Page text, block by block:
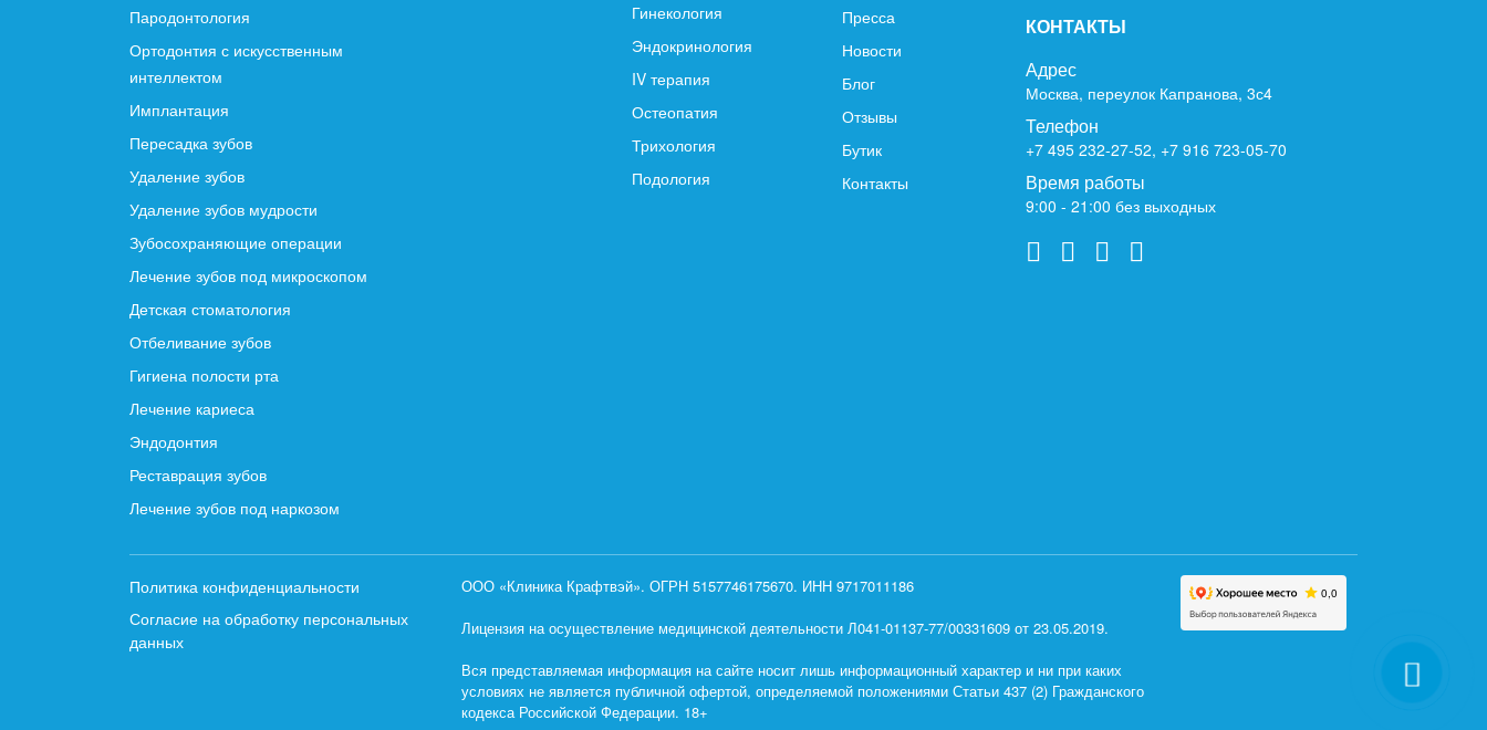
Пародонтология
Ортодонтия с искусственным
интеллектом
Имплантация
Пересадка зубов
Удаление зубов
Удаление зубов мудрости
Зубосохраняющие операции
Лечение зубов под микроскопом
Детская стоматология
Отбеливание зубов
Гигиена полости рта
Лечение кариеса
Эндодонтия
Реставрация зубов
Лечение зубов под наркозом
Гинекология
Эндокринология
IV терапия
Остеопатия
Трихология
Подология
Пресса
Новости
Блог
Отзывы
Бутик
Контакты
КОНТАКТЫ
Адрес
Москва, переулок Капранова, 3с4
Телефон
+7 495 232-27-52, +7 916 723-05-70
Время работы
9:00 - 21:00 без выходных
Политика конфиденциальности
Согласие на обработку персональных
данных
ООО «Клиника Крафтвэй». ОГРН 5157746175670. ИНН 9717011186
Лицензия на осуществление медицинской деятельности Л041-01137-77/00331609 от 23.05.2019.
Вся представляемая информация на сайте носит лишь информационный характер и ни при каких
условиях не является публичной офертой, определяемой положениями Статьи 437 (2) Гражданского
кодекса Российской Федерации. 18+